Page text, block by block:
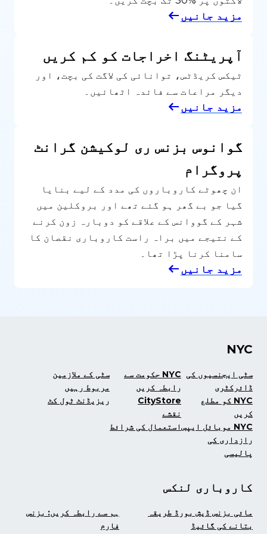
مزید جانیں
آپریٹنگ اخراجات کو کم کریں
ٹیکس کریڈٹس، توانائی کی لاگت کی بچت، اور
دیگر مراعات سے فائدہ اٹھائیں۔
مزید جانیں
گوانوس بزنس ری لوکیشن گرانٹ
پروگرام
ان چھوٹے کاروباروں کی مدد کے لیے بنایا
گیا جو بے گھر ہو گئے تھے اور بروکلین میں
شہر کے گووانس کے علاقے کو دوبارہ زون کرنے
کے نتیجے میں براہ راست کاروباری نقصان کا
سامنا کرنا پڑا تھا۔
مزید جانیں
NYC
سٹی ایجنسیوں کی
ڈائرکٹری
NYC کو مطلع
کریں
NYC موبائل ایپس
رازداری کی
پالیسی
NYC حکومت سے
رابطہ کریں
CityStore
نقشے
استعمال کی شرائط
سٹی کے ملازمین
مربوط رہیں
ریزیڈنٹ ٹول کٹ
کاروباری لنکس
مائی بزنس ڈیش بورڈ طریقہ
بتانے کی گائیڈ
ہم سے رابطہ کریں: بزنس
فارم